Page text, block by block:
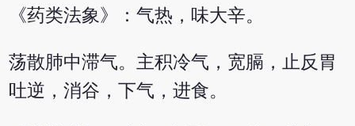
《药类法象》：气热，味大辛。
荡散肺中滞气。主积冷气，宽膈，止反胃
吐逆，消谷，下气，进食。